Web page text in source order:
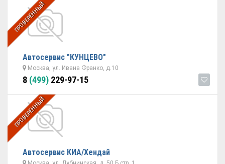
ПРОВЕРЕННЫЙ
Автосервис "КУНЦЕВО"
Москва, ул. Ивана Франко, д.10
8 (499) 229-97-15
ПРОВЕРЕННЫЙ
Автосервис КИА/Хендай